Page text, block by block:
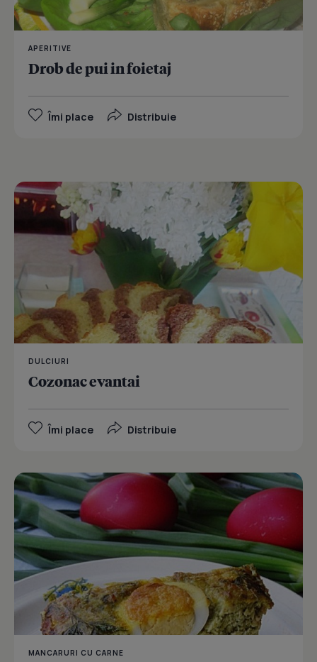
APERITIVE
Drob de pui in foietaj
Îmi place Distribuie
DULCIURI
Cozonac evantai
Îmi place Distribuie
MANCARURI CU CARNE